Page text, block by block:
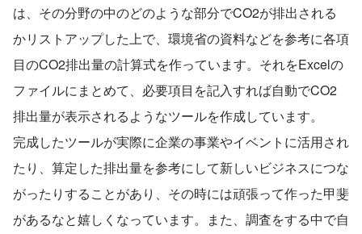
は、その分野の中のどのような部分でCO2が排出される
かリストアップした上で、環境省の資料などを参考に各項
目のCO2排出量の計算式を作っています。それをExcelの
ファイルにまとめて、必要項目を記入すれば自動でCO2
排出量が表示されるようなツールを作成しています。
完成したツールが実際に企業の事業やイベントに活用され
たり、算定した排出量を参考にして新しいビジネスにつな
がったりすることがあり、その時には頑張って作った甲斐
があるなと嬉しくなっています。また、調査をする中で自